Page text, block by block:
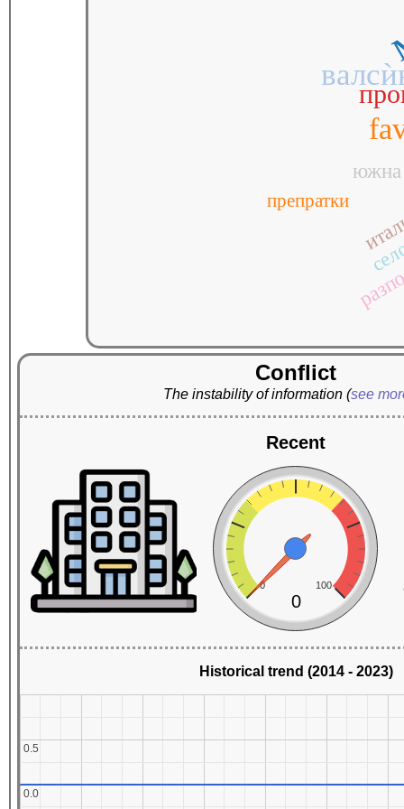
южна
препратки
Conflict
The instability of information (see
Recent
0 100
0
Historical trend (2014 - 2023)
0.0
0.0
0.5
0.5